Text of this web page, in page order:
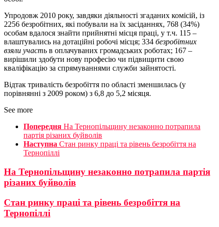
Упродовж 2010 року, завдяки діяльності згаданих комісій, із
2256 безробітних, які побували на їх засіданнях, 768 (34%)
особам вдалося знайти прийнятні місця праці, у т.ч. 115 –
влаштувались на дотаційні робочі місця; 334 безробітних
взяли участь в оплачуваних громадських роботах; 167 –
вирішили здобути нову професію чи підвищити свою
кваліфікацію за спрямуваннями служби зайнятості.
Відтак тривалість безробіття по області зменшилась (у
порівнянні з 2009 роком) з 6,8 до 5,2 місяця.
See more
Попередня На Тернопільщину незаконно потрапила
партія різаних буйволів
Наступна Стан ринку праці та рівень безробіття на
Тернопіллі
На Тернопільщину незаконно потрапила партія
різаних буйволів
Стан ринку праці та рівень безробіття на
Тернопіллі